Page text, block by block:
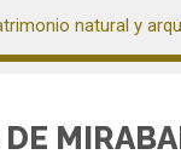
natural y